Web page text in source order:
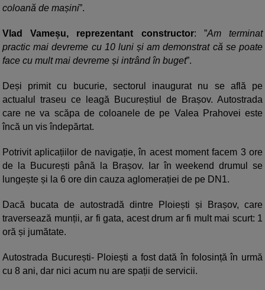
coloană de mașini”.
Vlad Vameșu, reprezentant constructor: ”Am terminat
practic mai devreme cu 10 luni și am demonstrat că se poate
face cu mult mai devreme și intrând în buget”.
Deși primit cu bucurie, sectorul inaugurat nu se află pe
actualul traseu ce leagă Bucureștiul de Brașov. Autostrada
care ne va scăpa de coloanele de pe Valea Prahovei este
încă un vis îndepărtat.
Potrivit aplicațiilor de navigație, în acest moment facem 3 ore
de la București până la Brașov. Iar în weekend drumul se
lungește și la 6 ore din cauza aglomerației de pe DN1.
Dacă bucata de autostradă dintre Ploiești și Brașov, care
traversează munții, ar fi gata, acest drum ar fi mult mai scurt: 1
oră și jumătate.
Autostrada București- Ploiești a fost dată în folosință în urmă
cu 8 ani, dar nici acum nu are spații de servicii.